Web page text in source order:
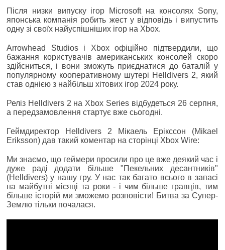
Після низки випуску ігор Microsoft на консолях Sony,
японська компанія робить жест у відповідь і випустить
одну зі своїх найуспішніших ігор на Xbox.
Arrowhead Studios і Xbox офіційно підтвердили, що
бажання користувачів американських консолей скоро
здійсниться, і вони зможуть приєднатися до баталій у
популярному кооперативному шутері Helldivers 2, який
став однією з найбільш хітових ігор 2024 року.
Реліз Helldivers 2 на Xbox Series відбудеться 26 серпня,
а передзамовлення стартує вже сьогодні.
Геймдиректор Helldivers 2 Мікаель Ерікссон (Mikael
Eriksson) дав такий коментар на сторінці Xbox Wire:
Ми знаємо, що геймери просили про це вже деякий час і
дуже раді додати більше "Пекельних десантників"
(Helldivers) у нашу гру. У нас так багато всього в запасі
на майбутні місяці та роки - і чим більше гравців, тим
більше історій ми зможемо розповісти! Битва за Супер-
Землю тільки почалася.